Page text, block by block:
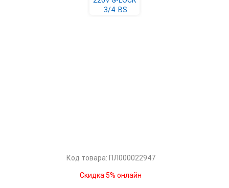
Код товара: ПЛ000022947
Скидка 5% онлайн